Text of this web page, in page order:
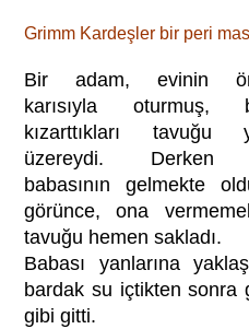
Grimm Kardeşler bir peri
Bir adam, evinin
karısıyla oturmuş,
kızarttıkları tavuğu
üzereydi. Derken
babasının gelmekte
görünce, ona
tavuğu hemen sakladı.
Babası yanlarına
bardak su içtikten sonra
gibi gitti.